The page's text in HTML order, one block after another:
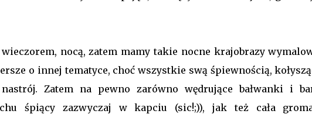
nocą, zatem mamy takie nocne krajobrazy
o innej tematyce, choć wszystkie swą śpiewnością,
Zatem na pewno zarówno wędrujące bałwanki i
śpiący zazwyczaj w kapciu (sic!;)), jak też cała